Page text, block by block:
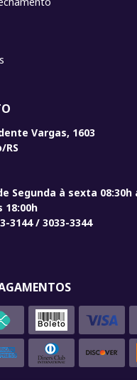
Vargas, 1603
RS
Segunda à sexta 08:30h
18:00h
3144 / 3033-3344